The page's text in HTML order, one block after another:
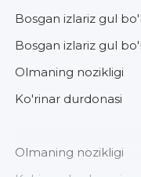
Bosgan izlariz gul
Bosgan izlariz gul
Olmaning nozikligi
Ko'rinar durdonasi
Olmaning nozikligi